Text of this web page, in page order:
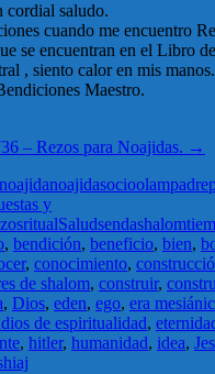
cordial saludo.
cuando me encuentro
se encuentran en el Libro
, siento calor en mis
Maestro.
– Rezos para Noajidas. →
noajidanoajidasocioolampadre
y
ritualSaludsendashalom
, bendición, beneficio, bien,
, conocimiento,
de shalom, construir,
, Dios, eden, ego, era
de espiritualidad,
, hitler, humanidad, idea,